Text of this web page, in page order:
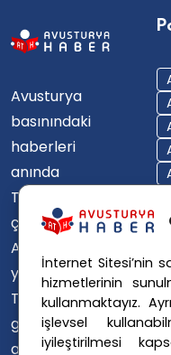
İnternet Sitesi’nin
hizmetlerinin
kullanmaktayız.
işlevsel
iyileştirilmesi
Avusturya
basınındaki
haberleri
anında
Türkçe'ye
çevirerek,
Avusturya'da
yaşayan
Türklerin ülke
gündemini
ana dillerinde